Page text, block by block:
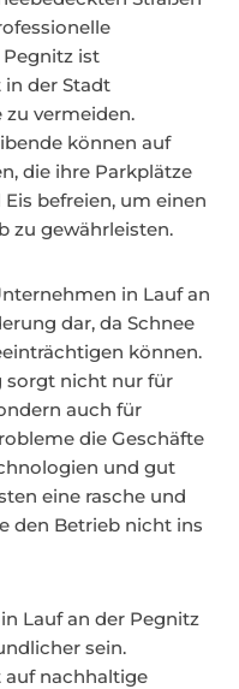
ist
der Stadt
vermeiden.
können auf
die ihre Parkplätze
befreien, um einen
zu gewährleisten.
in Lauf an
dar, da Schnee
können.
sorgt nicht nur für
auch für
die Geschäfte
und gut
eine rasche und
den Betrieb nicht ins
Lauf an der Pegnitz
sein.
nachhaltige